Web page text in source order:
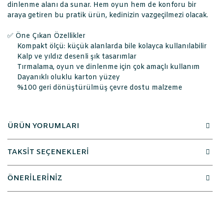
dinlenme alanı da sunar. Hem oyun hem de konforu bir
araya getiren bu pratik ürün, kedinizin vazgeçilmezi olacak.
✅ Öne Çıkan Özellikler
Kompakt ölçü: küçük alanlarda bile kolayca kullanılabilir
Kalp ve yıldız desenli şık tasarımlar
Tırmalama, oyun ve dinlenme için çok amaçlı kullanım
Dayanıklı oluklu karton yüzey
%100 geri dönüştürülmüş çevre dostu malzeme
ÜRÜN YORUMLARI
TAKSİT SEÇENEKLERİ
ÖNERİLERİNİZ